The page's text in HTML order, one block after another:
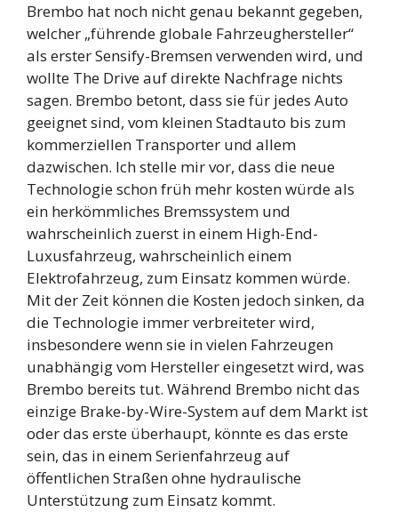
Brembo hat noch nicht genau bekannt gegeben,
welcher „führende globale Fahrzeughersteller“
als erster Sensify-Bremsen verwenden wird, und
wollte The Drive auf direkte Nachfrage nichts
sagen. Brembo betont, dass sie für jedes Auto
geeignet sind, vom kleinen Stadtauto bis zum
kommerziellen Transporter und allem
dazwischen. Ich stelle mir vor, dass die neue
Technologie schon früh mehr kosten würde als
ein herkömmliches Bremssystem und
wahrscheinlich zuerst in einem High-End-
Luxusfahrzeug, wahrscheinlich einem
Elektrofahrzeug, zum Einsatz kommen würde.
Mit der Zeit können die Kosten jedoch sinken, da
die Technologie immer verbreiteter wird,
insbesondere wenn sie in vielen Fahrzeugen
unabhängig vom Hersteller eingesetzt wird, was
Brembo bereits tut. Während Brembo nicht das
einzige Brake-by-Wire-System auf dem Markt ist
oder das erste überhaupt, könnte es das erste
sein, das in einem Serienfahrzeug auf
öffentlichen Straßen ohne hydraulische
Unterstützung zum Einsatz kommt.